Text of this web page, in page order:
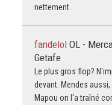
nettement.
fandelol OL -
Getafe
Le plus gros flop?
devant. Mendes
Mapou on l'a traîné